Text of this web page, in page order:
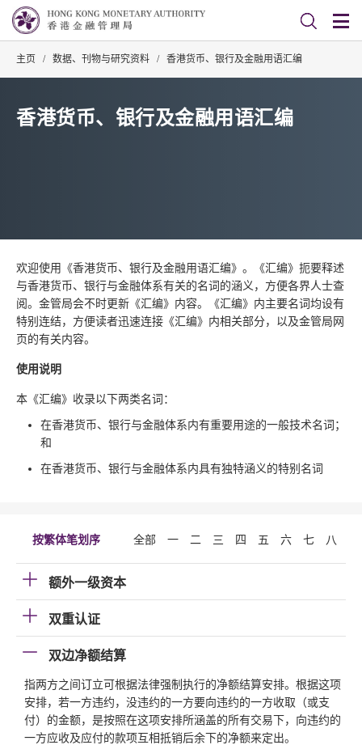
主页 / 数据、刊物与研究资料 / 香港货币、银行及金融用语汇编
香港货币、银行及金融用语汇编
欢迎使用《香港货币、银行及金融用语汇编》。《汇编》扼要释述
与香港货币、银行与金融体系有关的名词的涵义，方便各界人士查
阅。金管局会不时更新《汇编》内容。《汇编》内主要名词均设有
特别连结，方便读者迅速连接《汇编》内相关部分，以及金管局网
页的有关内容。
使用说明
本《汇编》收录以下两类名词：
在香港货币、银行与金融体系内有重要用途的一般技术名词；
和
在香港货币、银行与金融体系内具有独特涵义的特别名词
按繁体笔划序 全部 一 二 三 四 五 六 七 八
额外一级资本
双重认证
双边净额结算
指两方之间订立可根据法律强制执行的净额结算安排。根据这项
安排，若一方违约，没违约的一方要向违约的一方收取（或支
付）的金额，是按照在这项安排所涵盖的所有交易下，向违约的
一方应收及应付的款项互相抵销后余下的净额来定出。